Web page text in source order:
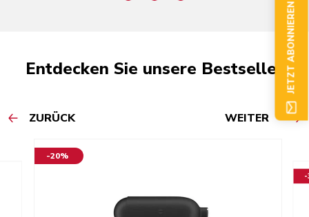
Entdecken Sie unsere Bestseller
ZURÜCK WEITER
-20%
-
JETZT ABONNIEREN